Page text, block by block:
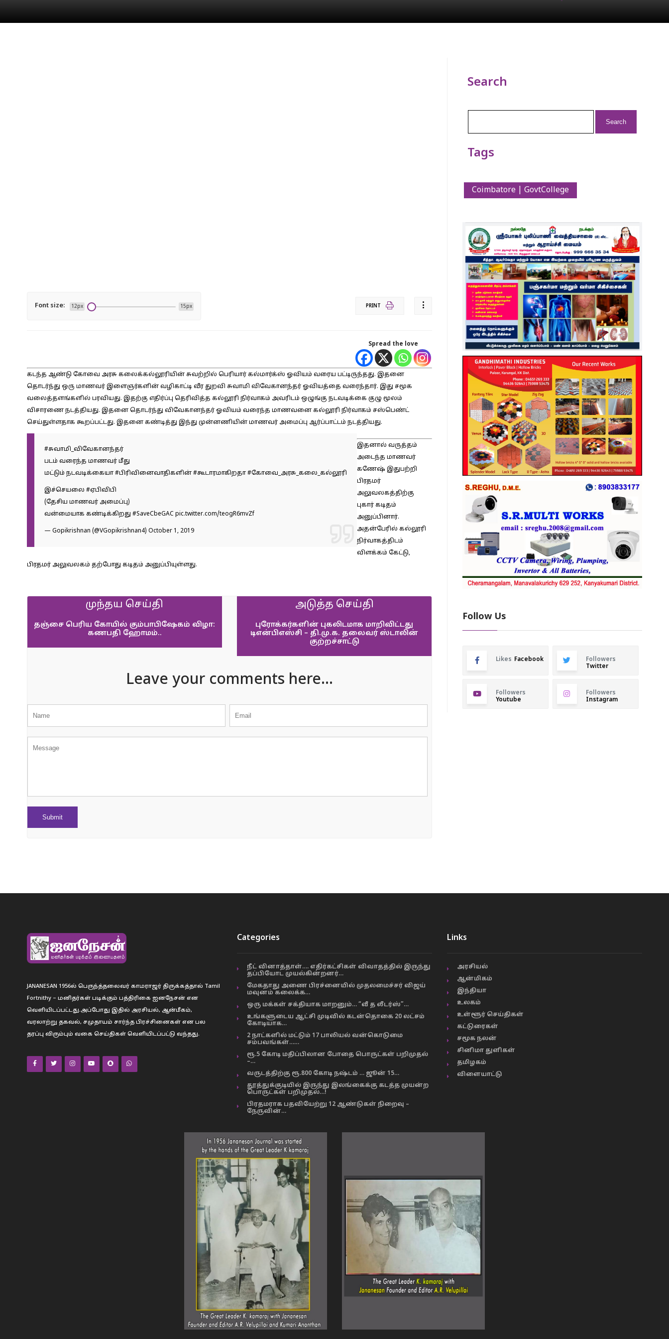
Font size: 12px 15px PRINT
Spread the love
கடந்த ஆண்டு கோவை அரசு கலைக்கல்லூரியின் சுவற்றில் பெரியார் கல்மார்க்ஸ் ஓவியம் வரைய பட்டிருந்தது. இதனை
தொடர்ந்து ஒரு மாணவர் இளைஞர்களின் வழிகாட்டி வீர துறவி சுவாமி விவேகானந்தர் ஓவியத்தை வரைந்தார். இது சமூக
வலைத்தளங்களில் பரவியது. இதற்கு எதிர்ப்பு தெரிவித்த கல்லூரி நிர்வாகம் அவரிடம் ஒழுங்கு நடவடிக்கை குழு மூலம்
விசாரணை நடத்தியது. இதனை தொடர்ந்து விவேகானந்தர் ஓவியம் வரைந்த மாணவனை கல்லூரி நிர்வாகம் சஸ்பெண்ட்
செய்துள்ளதாக கூறப்பட்டது. இதனை கண்டித்து இந்து முன்னணியின் மாணவர் அமைப்பு ஆர்ப்பாட்டம் நடத்தியது.
#சுவாமி_விவேகானந்தர்
படம் வரைந்த மாணவர் மீது
மட்டும் நடவடிக்கையா #பிரிவினைவாதிகளின் #கூடாரமாகிறதா #கோவை_அரசு_கலை_கல்லூரி
இச்செயலை #ஏபிவிபி
(தேசிய மாணவர் அமைப்பு)
வன்மையாக கண்டிக்கிறது #SaveCbeGAC pic.twitter.com/teogR6mvZf
— Gopikrishnan (@VGopikrishnan4) October 1, 2019
இதனால் வருத்தம்
அடைந்த மாணவர்
கணேஷ் இதுபற்றி
பிரதமர்
அலுவலகத்திற்கு
புகார் கடிதம்
அனுப்பினார்.
அதன்பேரில் கல்லூரி
நிர்வாகத்திடம்
விளக்கம் கேட்டு,
பிரதமர் அலுவலகம் தற்போது கடிதம் அனுப்பியுள்ளது.
முந்தய செய்தி
தஞ்சை பெரிய கோயில் கும்பாபிஷேகம் விழா:
கணபதி ஹோமம்..
அடுத்த செய்தி
புரோக்கர்களின் புகலிடமாக மாறிவிட்டது
டிஎன்பிஎஸ்சி – தி.மு.க. தலைவர் ஸ்டாலின்
குற்றச்சாட்டு
Leave your comments here...
Search
Tags
Coimbatore | GovtCollege
Follow Us
Likes Facebook
Followers
Twitter
Followers
Youtube
Followers
Instagram
JANANESAN 1956ல் பெருந்த்தலைவர் காமராஜர் திருக்கத்தால் Tamil
Fortnithy – மனிதர்கள் படிக்கும் பத்திரிகை ஐனநேசன் என
வெளியிடப்பட்டது.அப்போது இதில் அரசியல், ஆன்மீகம்,
வரலாற்று தகவல், சமுதாயம் சார்ந்த பிரச்சினைகள் என பல
தரப்பு விரும்பும் வகை செய்திகள் வெளியிடப்பட்டு வந்தது.
Categories
நீட் வினாத்தாள்…. எதிர்கட்சிகள் விவாதத்தில் இருந்து
தப்பியோட முயல்கின்றனர்…
மேகதாது அணை பிரச்னையில் முதலமைச்சர் விஜய்
மவுனம் கலைக்க…
ஒரு மக்கள் சக்தியாக மாறனும்… “வீ த லீடர்ஸ்”…
உங்களுடைய ஆட்சி முடிவில் கடன்தொகை 20 லட்சம்
கோடியாக…
2 நாட்களில் மட்டும் 17 பாலியல் வன்கொடுமை
சம்பவங்கள்……
ரூ.5 கோடி மதிப்பிலான போதை பொருட்கள் பறிமுதல்
–…
வருடத்திற்கு ரூ.800 கோடி நஷ்டம் … ஜூன் 15…
தூத்துக்குடியில் இருந்து இலங்கைக்கு கடத்த முயன்ற
பொருட்கள் பறிமுதல்…!
பிரதமராக பதவியேற்று 12 ஆண்டுகள் நிறைவு –
நேருவின்…
Links
அரசியல்
ஆன்மிகம்
இந்தியா
உலகம்
உள்ளூர் செய்திகள்
கட்டுரைகள்
சமூக நலன்
சினிமா துளிகள்
தமிழகம்
விளையாட்டு